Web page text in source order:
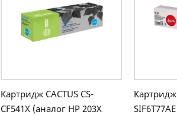
Картридж CACTUS CS-
CF541X (аналог HP 203X